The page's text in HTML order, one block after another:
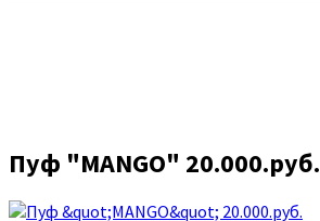
Пуф "MANGO" 20.000.руб.